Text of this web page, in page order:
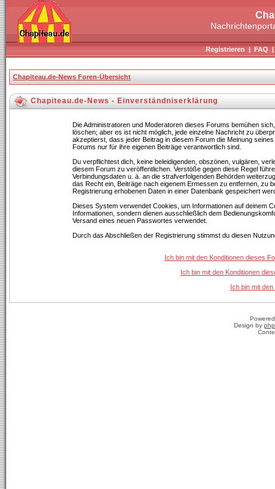
Registrieren|FAQ
Chapiteau.de-News Foren-Übersicht
Chapiteau.de-News - Einverständniserklärung
Die Administratoren und Moderatoren dieses Forums bemühen
löschen; aber es ist nicht möglich, jede einzelne Nachricht zu
akzeptierst, dass jeder Beitrag in diesem Forum die Meinung
Forums nur für ihre eigenen Beiträge verantwortlich sind.
Du verpflichtest dich, keine beleidigenden, obszönen, vulgären,
diesem Forum zu veröffentlichen. Verstöße gegen diese Regel
Verbindungsdaten u. ä. an die strafverfolgenden Behörden
das Recht ein, Beiträge nach eigenem Ermessen zu entfernen, zu
Registrierung erhobenen Daten in einer Datenbank gespeichert
Dieses System verwendet Cookies, um Informationen auf deinem
Informationen, sondern dienen ausschließlich dem
Versand eines neuen Passwortes verwendet.
Durch das Abschließen der Registrierung stimmst du diesen
Ich bin mit den Konditionen dieses
Ich bin mit den Konditionen
Ich bin mit
Design by